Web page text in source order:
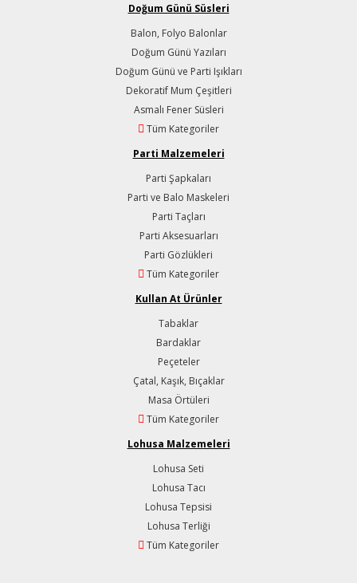
Doğum Günü Süsleri
Balon, Folyo Balonlar
Doğum Günü Yazıları
Doğum Günü ve Parti Işıkları
Dekoratif Mum Çeşitleri
Asmalı Fener Süsleri
Tüm Kategoriler
Parti Malzemeleri
Parti Şapkaları
Parti ve Balo Maskeleri
Parti Taçları
Parti Aksesuarları
Parti Gözlükleri
Tüm Kategoriler
Kullan At Ürünler
Tabaklar
Bardaklar
Peçeteler
Çatal, Kaşık, Bıçaklar
Masa Örtüleri
Tüm Kategoriler
Lohusa Malzemeleri
Lohusa Seti
Lohusa Tacı
Lohusa Tepsisi
Lohusa Terliği
Tüm Kategoriler